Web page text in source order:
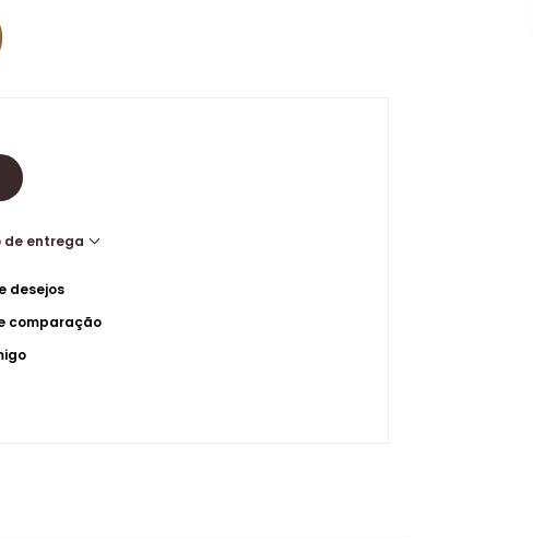
de entrega
desejos
comparação